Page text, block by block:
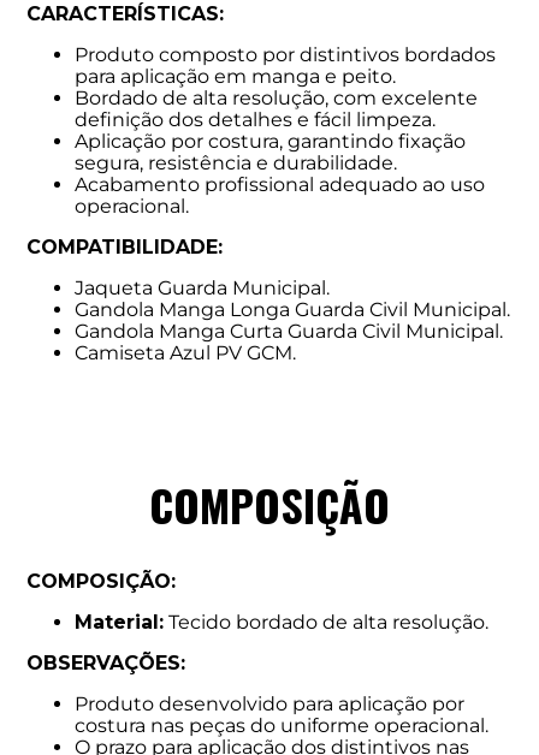
CARACTERÍSTICAS:
Produto composto por distintivos bordados
para aplicação em manga e peito.
Bordado de alta resolução, com excelente
definição dos detalhes e fácil limpeza.
Aplicação por costura, garantindo fixação
segura, resistência e durabilidade.
Acabamento profissional adequado ao uso
operacional.
COMPATIBILIDADE:
Jaqueta Guarda Municipal.
Gandola Manga Longa Guarda Civil Municipal.
Gandola Manga Curta Guarda Civil Municipal.
Camiseta Azul PV GCM.
COMPOSIÇÃO
COMPOSIÇÃO:
Material: Tecido bordado de alta resolução.
OBSERVAÇÕES:
Produto desenvolvido para aplicação por
costura nas peças do uniforme operacional.
O prazo para aplicação dos distintivos nas